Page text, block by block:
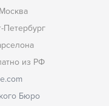
Петербург
из РФ
Бюро